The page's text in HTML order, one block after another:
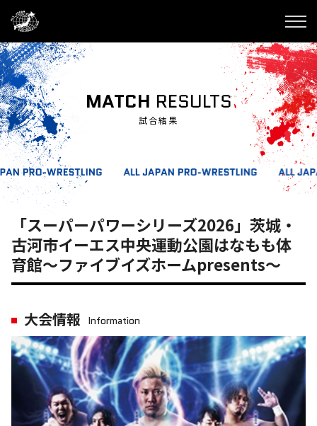
MATCH RESULTS
試合結果
「スーパーパワーシリーズ2026」茨城・
古河市イーエス中央運動公園はなもも体
育館～ファイブイズホームpresents～
大会情報 Information